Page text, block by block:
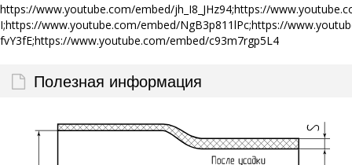
https://www.youtube.com/embed/jh_I8_JHz94;https://
I;https://www.youtube.com/embed/NgB3p811lPc;https://
fvY3fE;https://www.youtube.com/embed/c93m7rgp5L4
Полезная информация